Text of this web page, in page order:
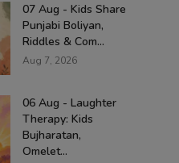
07 Aug - Kids Share
Punjabi Boliyan,
Riddles & Com...
Aug 7, 2026
06 Aug - Laughter
Therapy: Kids
Bujharatan,
Omelet...